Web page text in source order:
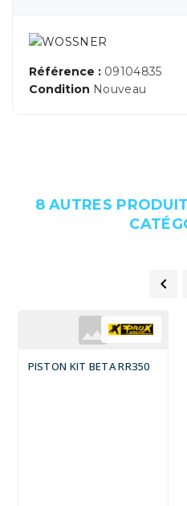
Référence : 09104835
Condition Nouveau
8 AUTRES

PISTON KIT BETA RR350